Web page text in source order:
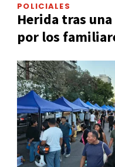
POLICIALES
Herida tras
por los